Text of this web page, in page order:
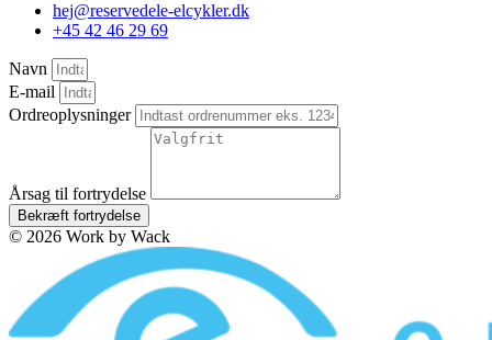
hej@reservedele-elcykler.dk
+45 42 46 29 69
Navn
E-mail
Ordreoplysninger
Årsag til fortrydelse
Bekræft fortrydelse
© 2026 Work by Wack